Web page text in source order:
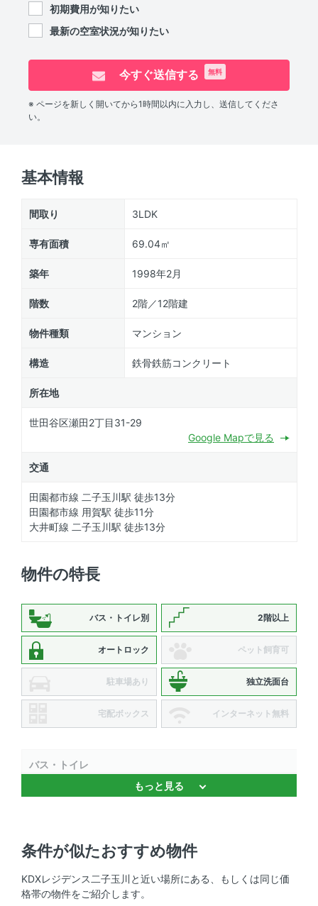
初期費用が知りたい
最新の空室状況が知りたい
今すぐ送信する 無料
※ ページを新しく開いてから1時間以内に入力し、送信してくださ
い。
基本情報
間取り 3LDK
専有面積 69.04㎡
築年 1998年2月
階数 2階／12階建
物件種類 マンション
構造 鉄骨鉄筋コンクリート
所在地
世田谷区瀬田2丁目31-29
Google Mapで見る
交通
田園都市線 二子玉川駅 徒歩13分
田園都市線 用賀駅 徒歩11分
大井町線 二子玉川駅 徒歩13分
物件の特長
バス・トイレ別 2階以上
オートロック ペット飼育可
駐車場あり 独立洗面台
宅配ボックス インターネット無料
バス・トイレ
追焚機能 、 バストイレ別 、 独立洗面台
システムキッチン 、 3口以上コンロ 、 対面式キッチン 、
セキュリティ
もっと見る
条件が似たおすすめ物件
KDXレジデンス二子玉川と近い場所にある、もしくは同じ価
格帯の物件をご紹介します。